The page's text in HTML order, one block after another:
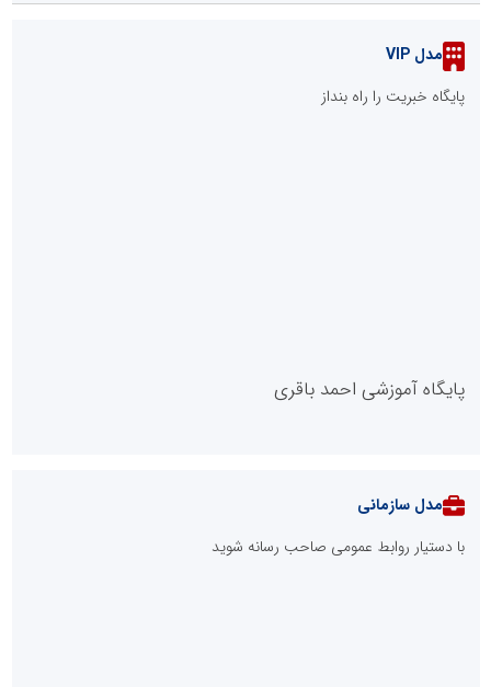
مدل VIP
پایگاه خبریت را راه بنداز
پایگاه آموزشی احمد باقری
مدل سازمانی
با دستیار روابط عمومی صاحب رسانه شوید